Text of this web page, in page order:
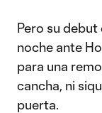
Pero su debut
noche ante
para una
cancha, ni
puerta.